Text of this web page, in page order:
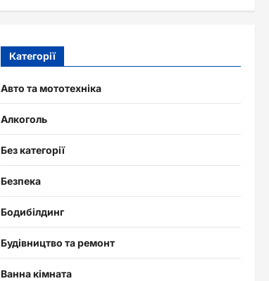
Категорії
Авто та мототехніка
Алкоголь
Без категорії
Безпека
Бодибілдинг
Будівництво та ремонт
Ванна кімната